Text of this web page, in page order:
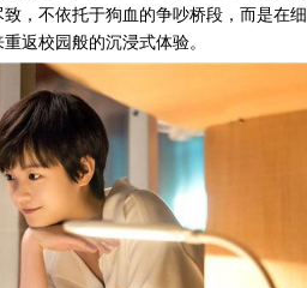
，不依托于狗血的争吵桥段，而是在细
返校园般的沉浸式体验。